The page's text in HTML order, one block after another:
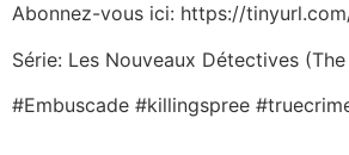
Abonnez-vous ici: https://
Série: Les Nouveaux Détectives
#Embuscade #killingspree